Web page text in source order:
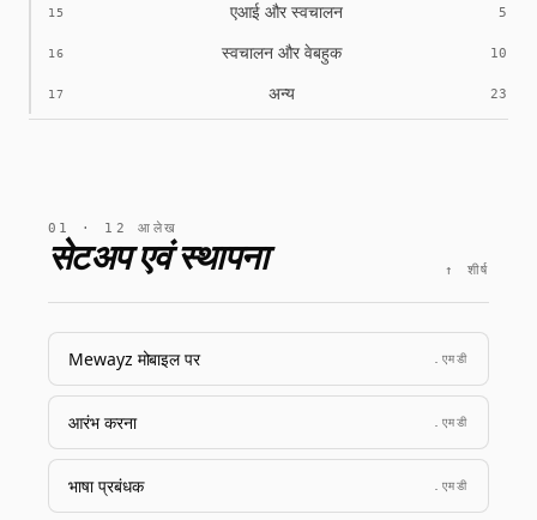
15 एआई और स्वचालन 5
16 स्वचालन और वेबहुक 10
17 अन्य 23
01 · 12 आलेख
सेटअप एवं स्थापना ↑ शीर्ष
Mewayz मोबाइल पर .एमडी
आरंभ करना .एमडी
भाषा प्रबंधक .एमडी